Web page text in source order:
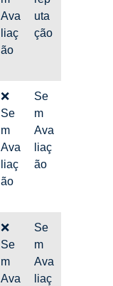
Ava
liaç
ão
uta
ção
❌
Se
m
Ava
liaç
ão
Se
m
Ava
liaç
ão
❌
Se
m
Ava
Se
m
Ava
liaç